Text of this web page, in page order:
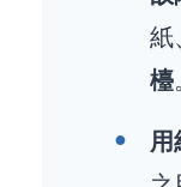
紙
檯
用